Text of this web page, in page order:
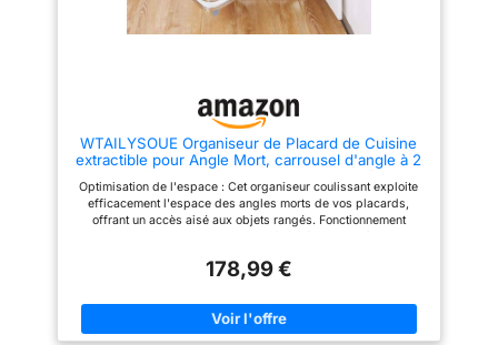
jusqu'à 55 lb/25 kg et se
balance indépendamment. Il est
plateau peut pivoter librement
de 180° à 270°, ce qui facilite le
placement des objets. Et la
hauteur de la palette peut être
des petits et grands objets.
【Rappel d'installation】 Il a un
minimum d'espace requis et
armoire de cuisine. Veuillez
vérifier et confirmer si votre
jusqu'à 55 lb/25 kg et se
balance indépendamment. Il est
plateau peut pivoter librement
placement des objets. Et la
hauteur de la palette peut être
des petits et grands objets.
【Rappel d'installation】 Il a un
minimum d'espace requis et
armoire de cuisine. Veuillez
vérifier et confirmer si votre
WTAILYSOUE Organiseur de Placard de Cuisine
extractible pour Angle Mort, carrousel d'angle à 2
Meubles d'angle aveugles
Optimisation de l'espace : Cet organiseur coulissant exploite
efficacement l'espace des angles morts de vos placards,
offrant un accès aisé aux objets rangés. Fonctionnement
silencieuse du plateau, sans claquement. Installation simple :
rapide et aisée. Hauteur réglable : La hauteur du plateau peut
être ajustée afin de s'adapter à divers besoins de rangement.
Capacité de charge élevée : Chaque plateau peut supporter
178,99 €